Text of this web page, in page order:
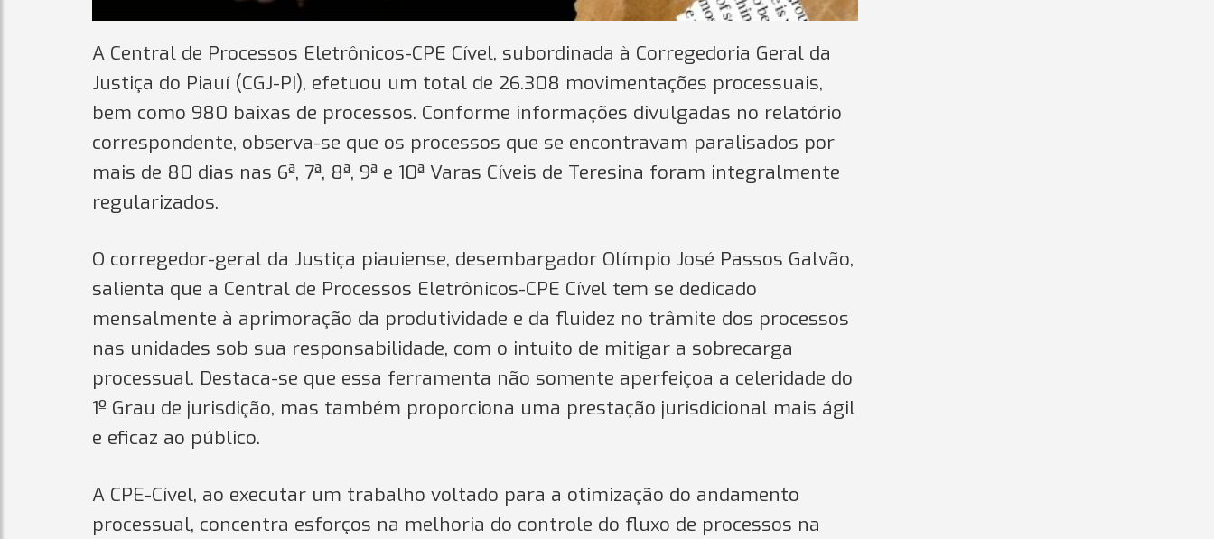
A Central de Processos Eletrônicos-CPE Cível, subordinada à Corregedoria Geral da
Justiça do Piauí (CGJ-PI), efetuou um total de 26.308 movimentações processuais,
bem como 980 baixas de processos. Conforme informações divulgadas no relatório
correspondente, observa-se que os processos que se encontravam paralisados por
mais de 80 dias nas 6ª, 7ª, 8ª, 9ª e 10ª Varas Cíveis de Teresina foram integralmente
regularizados.
O corregedor-geral da Justiça piauiense, desembargador Olímpio José Passos Galvão,
salienta que a Central de Processos Eletrônicos-CPE Cível tem se dedicado
mensalmente à aprimoração da produtividade e da fluidez no trâmite dos processos
nas unidades sob sua responsabilidade, com o intuito de mitigar a sobrecarga
processual. Destaca-se que essa ferramenta não somente aperfeiçoa a celeridade do
1º Grau de jurisdição, mas também proporciona uma prestação jurisdicional mais ágil
e eficaz ao público.
A CPE-Cível, ao executar um trabalho voltado para a otimização do andamento
processual, concentra esforços na melhoria do controle do fluxo de processos na